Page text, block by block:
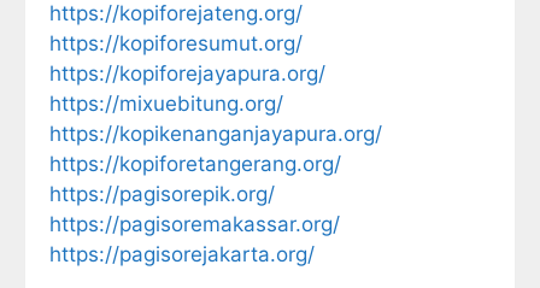
https://kopiforejateng.org/
https://kopiforesumut.org/
https://kopiforejayapura.org/
https://mixuebitung.org/
https://kopikenanganjayapura.org/
https://kopiforetangerang.org/
https://pagisorepik.org/
https://pagisoremakassar.org/
https://pagisorejakarta.org/